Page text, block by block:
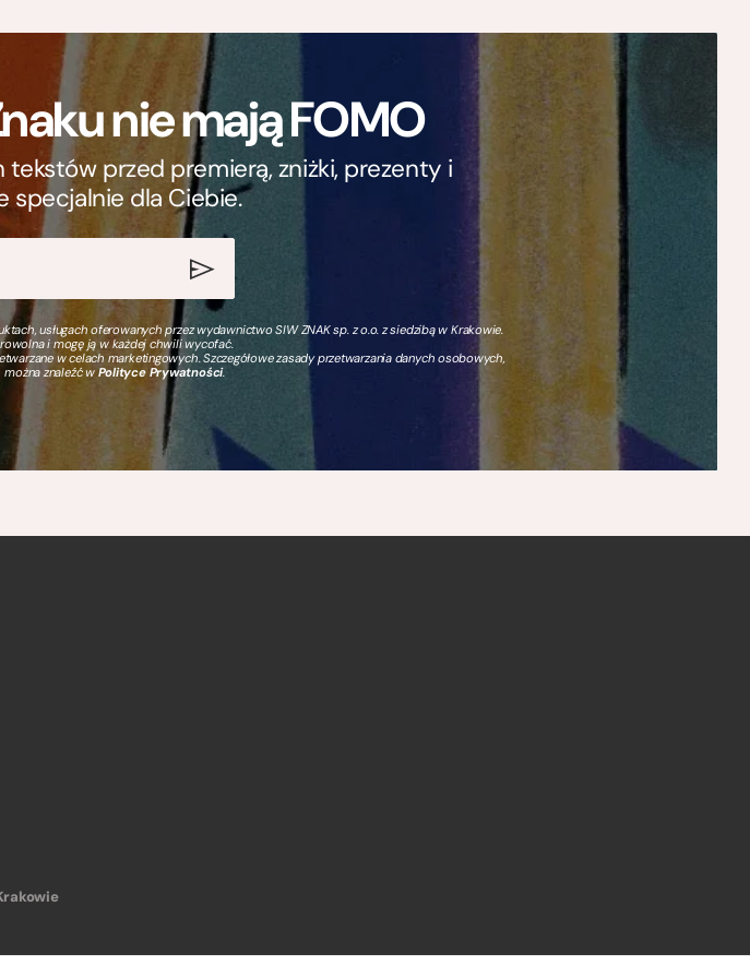
nie mają FOMO
przed premierą, zniżki, prezenty i
specjalnie dla Ciebie.
usługach oferowanych przez wydawnictwo SIW ZNAK sp. z o.o. z siedzibą w Krakowie.
i mogę ją w każdej chwili wycofać.
w celach marketingowych. Szczegółowe zasady przetwarzania danych osobowych,
znaleźć wPolityce Prywatności.